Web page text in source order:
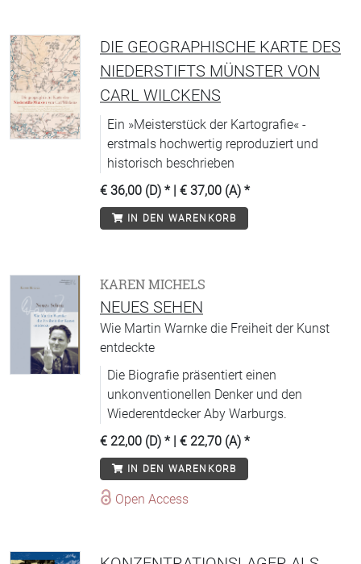
DIE GEOGRAPHISCHE KARTE DES
NIEDERSTIFTS MÜNSTER VON
CARL WILCKENS
Ein »Meisterstück der Kartografie« -
erstmals hochwertig reproduziert und
historisch beschrieben
€ 36,00 (D) * | € 37,00 (A) *
IN DEN WARENKORB
KAREN MICHELS
NEUES SEHEN
Wie Martin Warnke die Freiheit der Kunst
entdeckte
Die Biografie präsentiert einen
unkonventionellen Denker und den
Wiederentdecker Aby Warburgs.
€ 22,00 (D) * | € 22,70 (A) *
IN DEN WARENKORB
Open Access